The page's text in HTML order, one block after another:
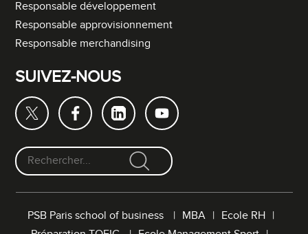
Responsable développement
Responsable approvisionnement
Responsable merchandising
SUIVEZ-NOUS
F
PSB Paris school of business MBA
Ecole RH